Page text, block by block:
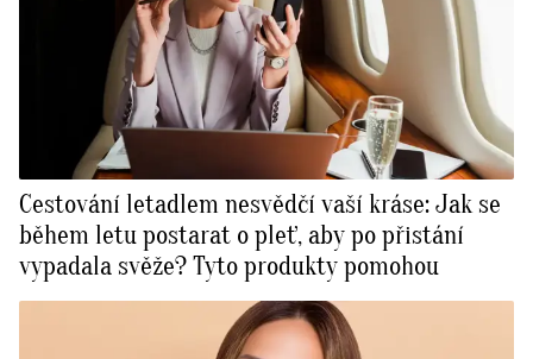
Cestování letadlem nesvědčí vaší kráse: Jak se
během letu postarat o pleť, aby po přistání
vypadala svěže? Tyto produkty pomohou